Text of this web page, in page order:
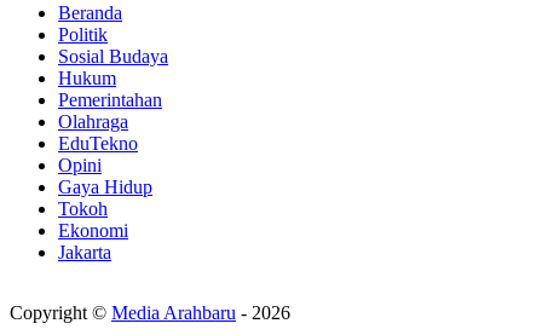
Beranda
Politik
Sosial Budaya
Hukum
Pemerintahan
Olahraga
EduTekno
Opini
Gaya Hidup
Tokoh
Ekonomi
Jakarta
Copyright © Media Arahbaru - 2026